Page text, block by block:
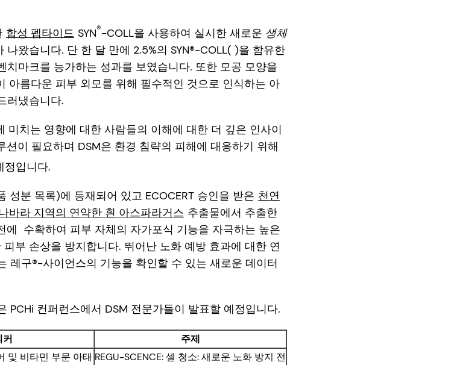
합성 펩타이드 SYN®-COLL을 사용하여 실시한 새로운 생체
왔습니다. 단 한 달 만에 2.5%의 SYN®-COLL( )을 함유한
마크를 능가하는 성과를 보였습니다. 또한 모공 모양을
아름다운 피부 외모를 위해 필수적인 것으로 인식하는 아
러냈습니다.
미치는 영향에 대한 사람들의 이해에 대한 더 깊은 인사이
이 필요하며 DSM은 환경 침략의 피해에 대응하기 위해
정입니다.
성분 목록)에 등재되어 있고 ECOCERT 승인을 받은 천연
바라 지역의 연약한 흰 아스파라거스 추출물에서 추출한
에 수확하여 피부 자체의 자가포식 기능을 자극하는 높은
부 손상을 방지합니다. 뛰어난 노화 예방 효과에 대한 연
레구®-사이언스의 기능을 확인할 수 있는 새로운 데이터
PCHi 컨퍼런스에서 DSM 전문가들이 발표할 예정입니다.
커
주제
및 비타민 부문 아태 REGU-SCENCE: 셀 청소: 새로운 노화 방지 전